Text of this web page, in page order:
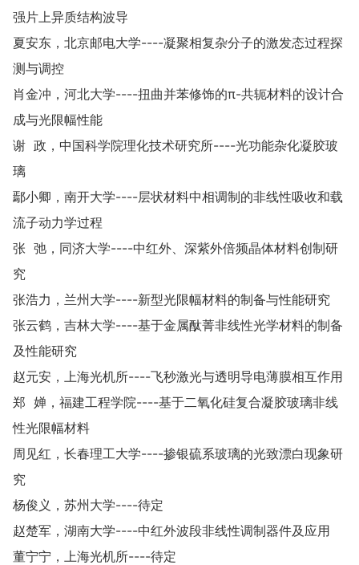
强片上异质结构波导
夏安东，北京邮电大学----凝聚相复杂分子的激发态过程探
测与调控
肖金冲，河北大学----扭曲并苯修饰的π-共轭材料的设计合
成与光限幅性能
谢 政，中国科学院理化技术研究所----光功能杂化凝胶玻
璃
鄢小卿，南开大学----层状材料中相调制的非线性吸收和载
流子动力学过程
张 弛，同济大学----中红外、深紫外倍频晶体材料创制研
究
张浩力，兰州大学----新型光限幅材料的制备与性能研究
张云鹤，吉林大学----基于金属酞菁非线性光学材料的制备
及性能研究
赵元安，上海光机所----飞秒激光与透明导电薄膜相互作用
郑 婵，福建工程学院----基于二氧化硅复合凝胶玻璃非线
性光限幅材料
周见红，长春理工大学----掺银硫系玻璃的光致漂白现象研
究
杨俊义，苏州大学----待定
赵楚军，湖南大学----中红外波段非线性调制器件及应用
董宁宁，上海光机所----待定